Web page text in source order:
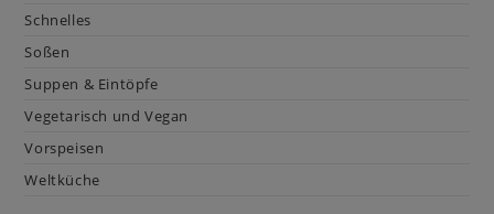
Schnelles
Soßen
Suppen & Eintöpfe
Vegetarisch und Vegan
Vorspeisen
Weltküche